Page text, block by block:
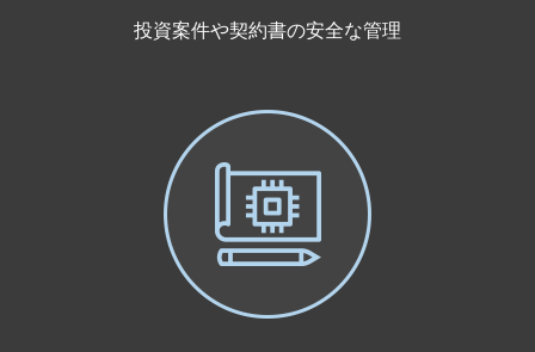
投資案件や契約書の安全な管理